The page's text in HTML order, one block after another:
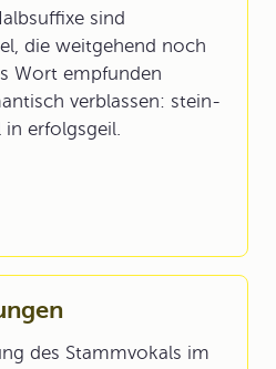
sind
die weitgehend noch
Wort empfunden
verblassen: stein-
erfolgsgeil.
des Stammvokals im